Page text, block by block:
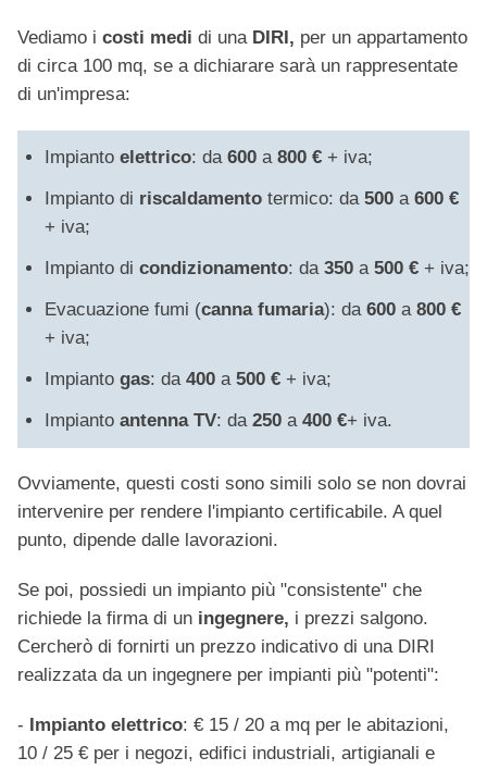
Vediamo i costi medi di unaDIRI, per un appartamento
di circa 100 mq, se a dichiarare sarà un rappresentate
di un'impresa:
Impianto elettrico: da 600 a 800 € + iva;
Impianto di riscaldamento termico: da 500 a 600 €
+ iva;
Impianto di condizionamento: da 350 a 500 € + iva;
Evacuazione fumi (canna fumaria): da 600 a 800 €
+ iva;
Impianto gas: da 400 a 500 € + iva;
Impianto antenna TV: da 250 a 400 €+ iva.
Ovviamente, questi costi sono simili solo se non dovrai
intervenire per rendere l'impianto certificabile. A quel
punto, dipende dalle lavorazioni.
Se poi, possiedi un impianto più "consistente" che
richiede la firma di un ingegnere, i prezzi salgono.
Cercherò di fornirti un prezzo indicativo di una DIRI
realizzata da un ingegnere per impianti più "potenti":
- Impianto elettrico: € 15 / 20 a mq per le abitazioni,
10 / 25 € per i negozi, edifici industriali, artigianali e